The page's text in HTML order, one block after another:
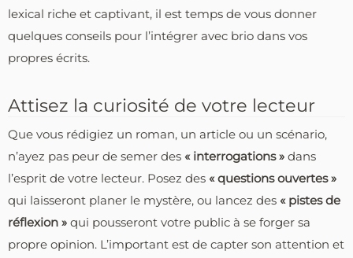
lexical riche et captivant, il est temps de vous donner
quelques conseils pour l’intégrer avec brio dans vos
propres écrits.
Attisez la curiosité de votre lecteur
Que vous rédigiez un roman, un article ou un scénario,
n’ayez pas peur de semer des « interrogations » dans
l’esprit de votre lecteur. Posez des « questions ouvertes »
qui laisseront planer le mystère, ou lancez des « pistes de
réflexion » qui pousseront votre public à se forger sa
propre opinion. L’important est de capter son attention et